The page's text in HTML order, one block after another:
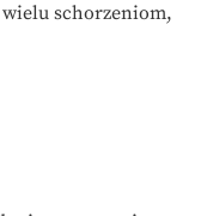
wielu schorzeniom,